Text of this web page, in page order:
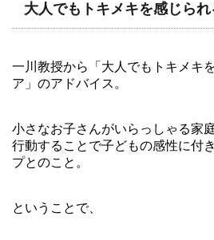
大人でもトキメキを感じら
一川教授から「大人でもトキメキ
ア」のアドバイス。
小さなお子さんがいらっしゃる家
行動することで子どもの感性に付
プとのこと。
ということで、